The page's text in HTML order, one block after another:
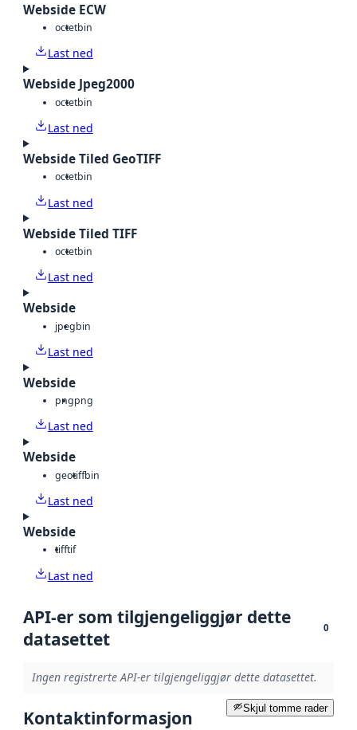
Webside ECW
octetbin
Last ned
Webside Jpeg2000
octetbin
Last ned
Webside Tiled GeoTIFF
octetbin
Last ned
Webside Tiled TIFF
octetbin
Last ned
Webside
jpegbin
Last ned
Webside
pngpng
Last ned
Webside
geotiffbin
Last ned
Webside
tifftif
Last ned
API-er som tilgjengeliggjør dette
datasettet
0
Ingen registrerte API-er tilgjengeliggjør dette datasettet.
Skjul tomme rader
Kontaktinformasjon